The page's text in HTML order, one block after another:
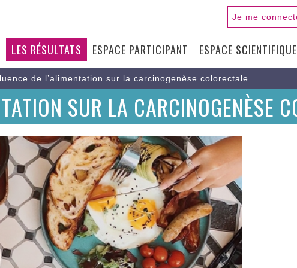
Je me
LES RÉSULTATS ESPACE PARTICIPANT ESPACE SCIENTIFIQUE
de l’alimentation sur la carcinogenèse colorectale
SUR LA CARCINOGENÈSE